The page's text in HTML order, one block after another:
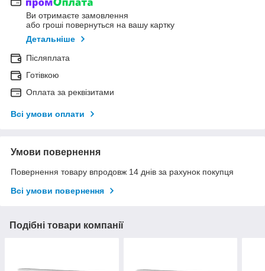
Ви отримаєте замовлення
або гроші повернуться на вашу картку
Детальніше
Післяплата
Готівкою
Оплата за реквізитами
Всі умови оплати
Умови повернення
Повернення товару впродовж 14 днів за рахунок покупця
Всі умови повернення
Подібні товари компанії